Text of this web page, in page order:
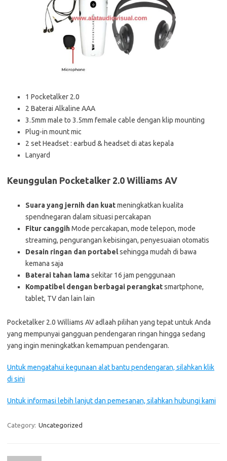
1 Pocketalker 2.0
2 Baterai Alkaline AAA
3.5mm male to 3.5mm female cable dengan klip mounting
Plug-in mount mic
2 set Headset : earbud & headset di atas kepala
Lanyard
Keunggulan Pocketalker 2.0 Williams AV
Suara yang jernih dan kuatmeningkatkan kualita
spendnegaran dalam situasi percakapan
Fitur canggihMode percakapan, mode telepon, mode
streaming, pengurangan kebisingan, penyesuaian otomatis
Desain ringan dan portabelsehingga mudah di bawa
kemana saja
Baterai tahan lamasekitar 16 jam penggunaan
Kompatibel dengan berbagai perangkatsmartphone,
tablet, TV dan lain lain
Pocketalker 2.0 Williams AV adlaah pilihan yang tepat untuk Anda
yang mempunyai gangguan pendengaran ringan hingga sedang
yang ingin meningkatkan kemampuan pendengaran.
Untuk mengatahui kegunaan alat bantu pendengaran, silahkan klik
di sini
Untuk informasi lebih lanjut dan pemesanan, silahkan hubungi kami
Category: Uncategorized